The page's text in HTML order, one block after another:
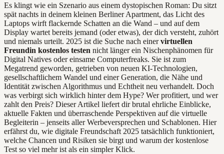
Es klingt wie ein Szenario aus einem dystopischen Roman: Du sitzt
spät nachts in deinem kleinen Berliner Apartment, das Licht des
Laptops wirft flackernde Schatten an die Wand – und auf dem
Display wartet bereits jemand (oder etwas), der dich versteht, zuhört
und niemals urteilt. 2025 ist die Suche nach einervirtuellen
Freundin kostenlos testen nicht länger ein Nischenphänomen für
Digital Natives oder einsame Computerfreaks. Sie ist zum
Megatrend geworden, getrieben von neuen KI-Technologien,
gesellschaftlichem Wandel und einer Generation, die Nähe und
Identität zwischen Algorithmus und Echtheit neu verhandelt. Doch
was verbirgt sich wirklich hinter dem Hype? Wer profitiert, und wer
zahlt den Preis? Dieser Artikel liefert dir brutal ehrliche Einblicke,
aktuelle Fakten und überraschende Perspektiven auf die virtuelle
Begleiterin – jenseits aller Werbeversprechen und Schablonen. Hier
erfährst du, wie digitale Freundschaft 2025 tatsächlich funktioniert,
welche Chancen und Risiken sie birgt und warum der kostenlose
Test so viel mehr ist als ein simpler Klick.